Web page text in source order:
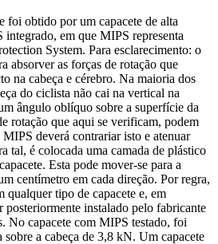
foi obtido por um capacete de alta
em que MIPS representa
System. Para esclarecimento: o
absorver as forças de rotação que
na cabeça e cérebro. Na maioria dos
do ciclista não cai na vertical na
ângulo oblíquo sobre a superfície da
rotação que aqui se verificam, podem
deverá contrariar isto e atenuar
tal, é colocada uma camada de plástico
Esta pode mover-se para a
centímetro em cada direção. Por regra,
qualquer tipo de capacete e, em
posteriormente instalado pelo fabricante
No capacete com MIPS testado, foi
a cabeça de 3,8 kN. Um capacete